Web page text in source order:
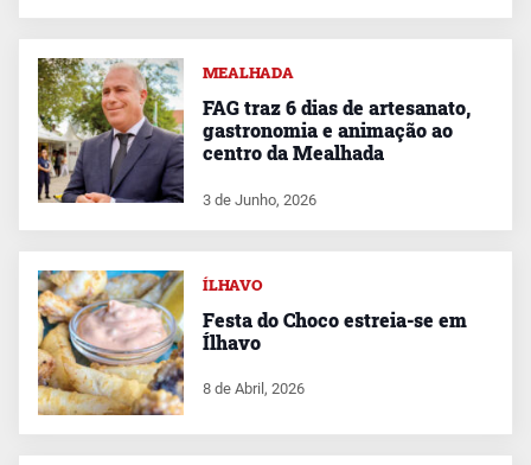
MEALHADA
FAG traz 6 dias de artesanato,
gastronomia e animação ao
centro da Mealhada
3 de Junho, 2026
ÍLHAVO
Festa do Choco estreia-se em
Ílhavo
8 de Abril, 2026